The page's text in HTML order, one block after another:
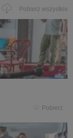
Pobierz wszystkie
Pobierz